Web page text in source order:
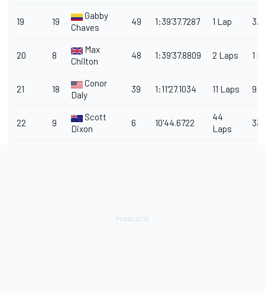
19 19
Gabby
Chaves
49 1:39'37.7287 1 Lap
20 8
Max
Chilton
48 1:39'37.8809 2 Laps 1
21 18
Conor
Daly
39 1:11'27.1034 11 Laps 9
22 9
Scott
Dixon
6 10'44.6722
44
Laps
33